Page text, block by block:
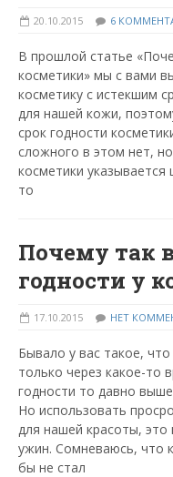
20.10.2015 6
В прошлой статье
косметики» мы с вами
косметику с истекшим
для нашей кожи,
срок годности
сложного в этом нет,
косметики
то
Почему так
годности у
17.10.2015 НЕТ
Бывало у вас такое,
только через какое-то
годности то давно
Но использовать
для нашей красоты,
ужин. Сомневаюсь, что
бы не стал